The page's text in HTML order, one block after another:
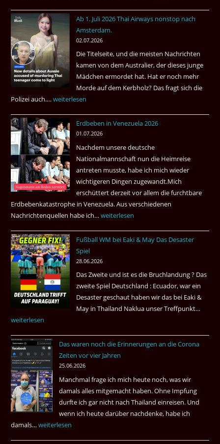
Einreiseland
höchste
Kriminalität
aus?
Ab 1. Juli 2026 Thai Airways nonstop nach
Amsterdam.
02.07.2026
Die Titelseite, und die meisten Nachrichten
kamen von dem Australier, der dieses junge
Mädchen ermordet hat. Hat er noch mehr
Morde auf dem Kerbholz? Das fragt sich die
Polizei auch.…Ab
Juli
2026
Thai
Airways
nonstop
nach
Amsterdam.
weiterlesen
Erdbeben in Venezuela 2026
01.07.2026
Nachdem unsere deutsche
Nationalmannschaft nun die Heimreise
antreten musste, habe ich mich wieder
wichtigeren Dingen zugewandt.Mich
erschüttert derzeit vor allem die furchtbare
Erdbebenkatastrophe in Venezuela. Aus verschiedenen
Nachrichtenquellen habe ich…Erdbeben
Venezuela
weiterlesen
Fußball WM bei Eaki & May Das Desaster
Spiel
28.06.2026
Das Zweite und ist es die Bruchlandung ? Das
zweite Spiel Deutschland : Ecuador, war ein
Desaster geschaut haben wir das bei Eaki &
May in Thailand Naklua unser Treffpunkt…
bei
weiterlesen
Das waren noch die Erinnerungen an die Corona
Zeiten vor vier Jahren
25.06.2026
Manchmal frage ich mich heute noch, was wir
damals alles mitgemacht haben. Ohne Impfung
durfte ich gar nicht nach Thailand einreisen. Und
wenn ich heute darüber nachdenke, habe ich
damals…Das
weiterlesen